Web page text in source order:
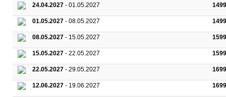
24.04.2027 - 01.05.2027
01.05.2027 - 08.05.2027
08.05.2027 - 15.05.2027
15.05.2027 - 22.05.2027
22.05.2027 - 29.05.2027
12.06.2027 - 19.06.2027